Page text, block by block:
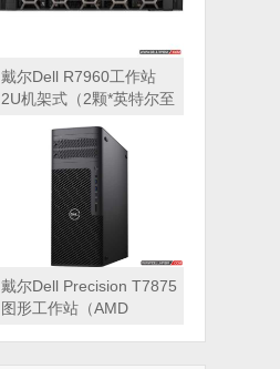
戴尔Dell R7960工作站
2U机架式（2颗*英特尔至
十四核心丨256GB 内存
丨1T固态硬盘+2块*8TB
硬盘丨2*RTX A6000
48GB显卡丨2400W双电
源丨三年质保）
戴尔Dell Precision T7875
图形工作站（AMD